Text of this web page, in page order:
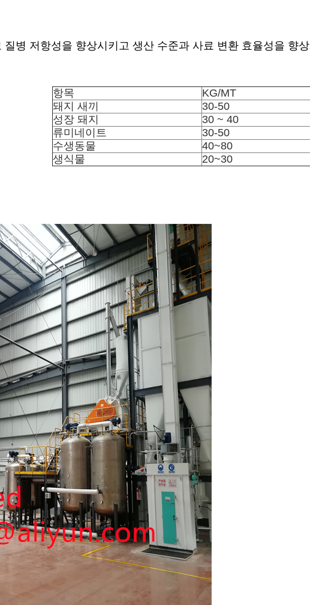
병 저항성을 향상시키고 생산 수준과 사료 변환 효율성을 향
항목
KG/MT
돼지 새끼
30-50
성장 돼지
30 ~ 40
류미네이트
30-50
수생동물
40~80
생식물
20~30